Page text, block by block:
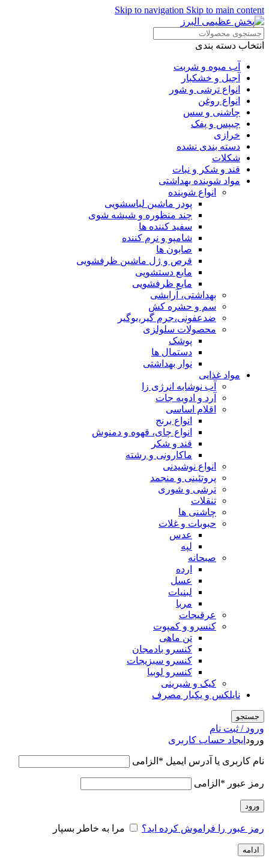
Skip to navigation Skip to main content
انتخاب دسته بندی
آب میوه و شربت
آجیل و خشکبار
انواع ترشی و شور
انواع روغن
چاشنی و سس
چیپس و پفک
خرازی
دسته بندی نشده
شکلات
قند و شکر و نبات
مواد شوینده بهداشتی
انواع شوینده
پودر ماشین لباسشویی
چند منظوره و شیشه شوی
سفید کننده ها
شامپو و نرم کننده
صابون ها
قرص و ژل ماشین ظرفشویی
مایع دستشویی
مایع ظرفشویی
بهداشتی، آرایشی
سم و حشره کش
ضدعفونی،جرم گیر،بوگیر
محصولات سلولزی
پوشک
دستمال ها
نوار بهداشتی
مواد غذایی
آب نوشابه انرژی زا
آرد و ادویه جات
اقلام اساسی
انواع برنج
انواع چای، قهوه و دمنوش
قند و شکر
ماکارونی و رشته
انواع نوشیدنی
پروتئینی و منجمد
ترشی و شوری
تنقلات
چاشنی ها
حبوبات و غلات
عدس
لپه
صبحانه
ارده
عسل
لبنیات
مربا
عرقیجات
کنسرو و کمپوت
تن ماهی
کنسرو بادمجان
کنسرو سبزیجات
کنسرو لوبیا
کیک و شیرینی
نایلکس و یکبار مصرف
جستجو
ورود / ثبت نام
ورود ایجاد حساب کاربری
نام کاربری یا آدرس ایمیل * الزامی
رمز عبور * الزامی
ورود
رمز عبور را فراموش کرده اید؟ مرا به خاطر بسپار
ادامه